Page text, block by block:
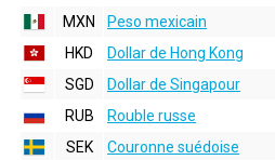
MXN
Peso mexicain
HKD
Dollar de Hong Kong
SGD
Dollar de Singapour
RUB
Rouble russe
SEK
Couronne suédoise